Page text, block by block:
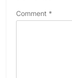
Comment *